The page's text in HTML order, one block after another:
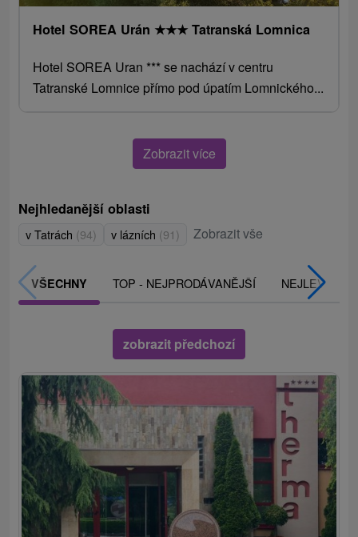
Hotel SOREA Urán ★★★ Tatranská Lomnica
Hotel SOREA Uran *** se nachází v centru
Tatranské Lomnice přímo pod úpatím Lomnického...
Zobrazit více
Nejhledanější oblasti
v Tatrách (94) v lázních (91) Zobrazit vše
VŠECHNY TOP - NEJPRODÁVANĚJŠÍ NEJLEVNĚJŠÍ
zobrazit předchozí